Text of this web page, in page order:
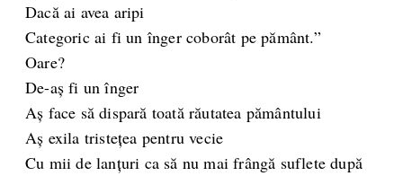
Dacă ai avea aripi
Categoric ai fi un înger coborât pe pământ.”
Oare?
De-aș fi un înger
Aș face să dispară toată răutatea pământului
Aș exila tristețea pentru vecie
Cu mii de lanțuri ca să nu mai frângă suflete după